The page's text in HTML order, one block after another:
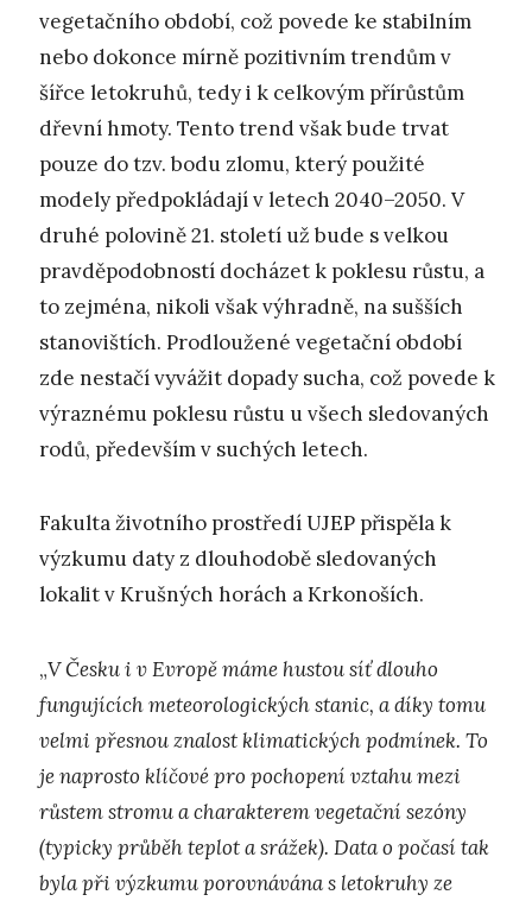
vegetačního období, což povede ke stabilním
nebo dokonce mírně pozitivním trendům v
šířce letokruhů, tedy i k celkovým přírůstům
dřevní hmoty. Tento trend však bude trvat
pouze do tzv. bodu zlomu, který použité
modely předpokládají v letech 2040–2050. V
druhé polovině 21. století už bude s velkou
pravděpodobností docházet k poklesu růstu, a
to zejména, nikoli však výhradně, na sušších
stanovištích. Prodloužené vegetační období
zde nestačí vyvážit dopady sucha, což povede k
výraznému poklesu růstu u všech sledovaných
rodů, především v suchých letech.
Fakulta životního prostředí UJEP přispěla k
výzkumu daty z dlouhodobě sledovaných
lokalit v Krušných horách a Krkonoších.
„V Česku i v Evropě máme hustou síť dlouho
fungujících meteorologických stanic, a díky tomu
velmi přesnou znalost klimatických podmínek. To
je naprosto klíčové pro pochopení vztahu mezi
růstem stromu a charakterem vegetační sezóny
(typicky průběh teplot a srážek). Data o počasí tak
byla při výzkumu porovnávána s letokruhy ze